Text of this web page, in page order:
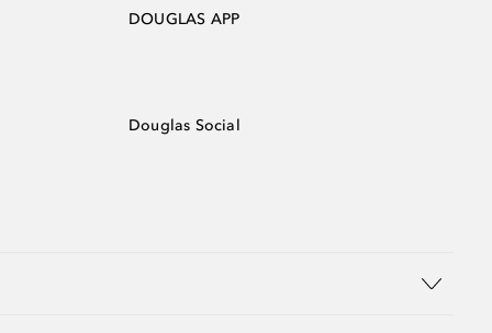
DOUGLAS APP
Douglas Social